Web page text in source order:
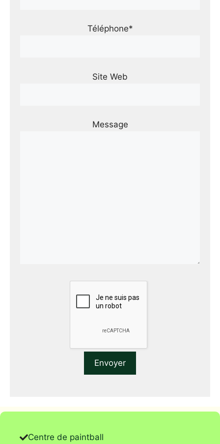
Téléphone*
Site Web
Message
Centre de paintball